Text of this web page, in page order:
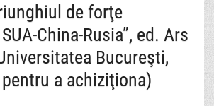
de forţe
China-Rusia”, ed. Ars
Bucureşti,
a achiziţiona)